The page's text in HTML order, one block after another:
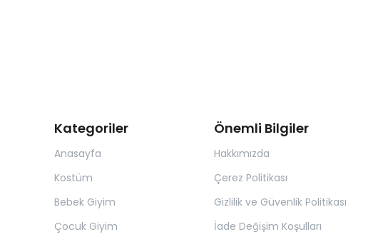
Kategoriler
Anasayfa
Kostüm
Bebek Giyim
Çocuk Giyim
Önemli Bilgiler
Hakkımızda
Çerez Politikası
Gizlilik ve Güvenlik Politikası
İade Değişim Koşulları